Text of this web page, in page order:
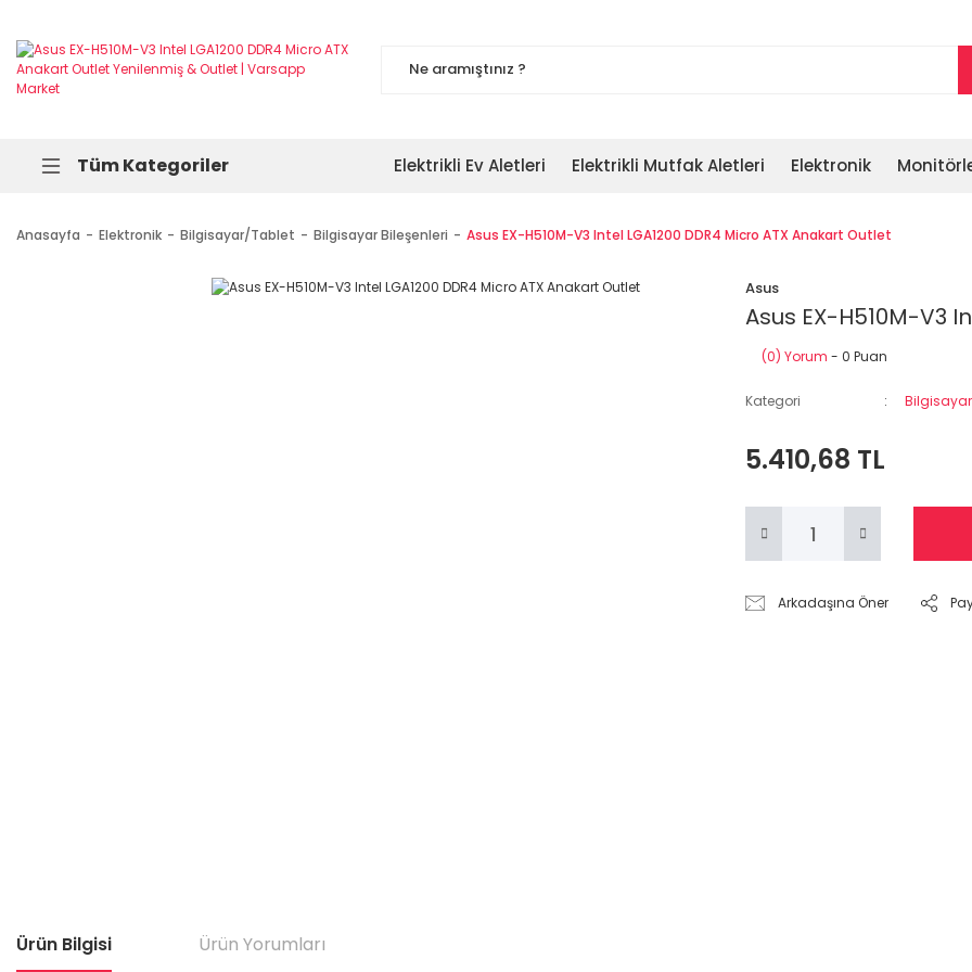
Tüm Kategoriler Elektrikli Ev Aletleri Elektrikli Mutfak Aletleri Elektronik
Anasayfa Elektronik Bilgisayar/Tablet Bilgisayar Bileşenleri Asus EX-H510M-V3 Intel LGA1200 DDR4 Micro ATX Anakart Outlet
Asus
Asus EX-H510M-V3
(0) Yorum - 0 Puan
Kategori Bilgisayar
5.410,68 TL
Arkadaşına Öner
Ürün Bilgisi Ürün Yorumları